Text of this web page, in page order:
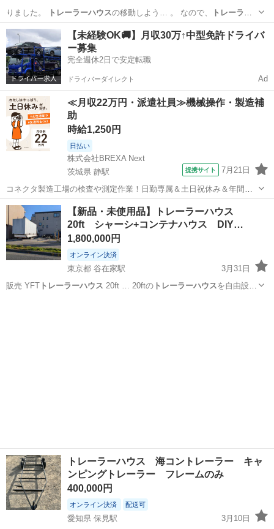
りました。
トレーラーハウスの移動しよう… 。 なので、
トレーラー
ハウスの売却する事… りました。トレーラーハウスの電気と水道…
んでした。
トレーラーハウスの中は荷物が… だけます。トレーラー
ハウスの内幅2.6… 入れ...
千葉 長生郡 八積駅 収納家具 トレーラーハウス
【未経験OK🚚】月収30万↑中型免許ドライバ
ー募集
完全週休2日で安定転職
ドライバーダイレクト Ad
≪月収22万円・派遣社員≫機械操作・製造補
助
時給1,250円
日払い
株式会社BREXA Next
茨城県 静駅
提携サイト 7月21日
コネクタ製造工場の検査や測定作業！日勤専属＆土日祝休み＆年間休
日128日★クリーンルーム内作業★マイカー通勤OK＆無料駐車場あり
★就業先食堂利用可！日払い制度あり！《茨城県常陸大宮市》 人気の
工場のお仕事 ◇コネクタ製造工...
茨城 常陸大宮市 静駅 その他
【新品・未使用品】トレーラーハウス
20ft シャーシ+コンテナハウス DIY…
1,800,000円
オンライン決済
東京都 谷在家駅
3月31日
販売 YFTトレーラーハウス 20ft … 20ftのトレーラーハウスを自由設計
トレーラーハウス 海コントレーラー キャ
ンピングトレーラー フレームのみ
400,000円
オンライン決済 配送可
愛知県 保見駅
3月10日